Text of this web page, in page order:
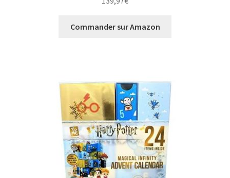
Commander sur Amazon